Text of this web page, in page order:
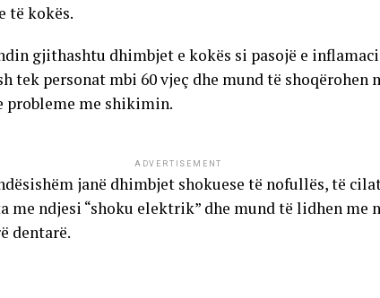
të kokës.
gjithashtu dhimbjet e kokës si pasojë e
tek personat mbi 60 vjeç dhe mund të shoqërohen
probleme me shikimin.
ADVERTISEMENT
janë dhimbjet shokuese të nofullës, të
me ndjesi “shoku elektrik” dhe mund të lidhen me
dentarë.